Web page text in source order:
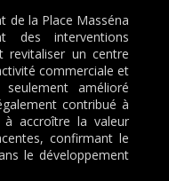
de la Place Masséna
des interventions
revitaliser un centre
commerciale et
amélioré
contribué à
à accroître la valeur
confirmant le
le développement